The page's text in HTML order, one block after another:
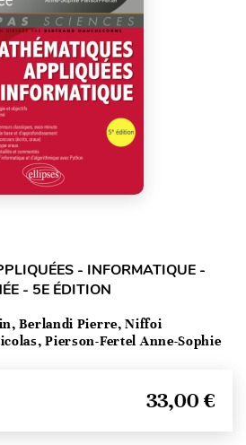
- INFORMATIQUE -
- 5E ÉDITION
Berlandi Pierre, Niffoi
Pierson-Fertel Anne-Sophie
33,00 €